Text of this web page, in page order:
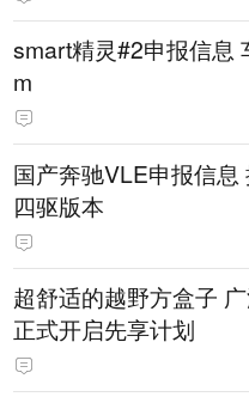
smart精灵#2申报信息
m
国产奔驰VLE申报信息
四驱版本
超舒适的越野方盒子
正式开启先享计划